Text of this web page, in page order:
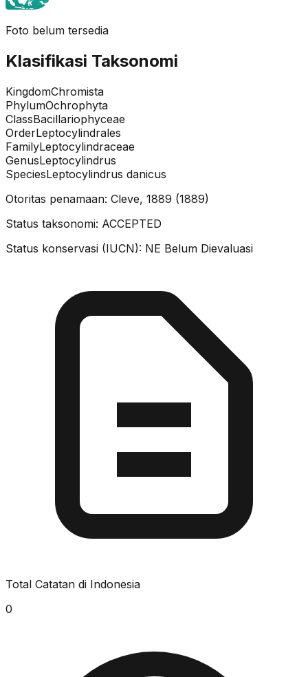
Foto belum tersedia
Klasifikasi Taksonomi
KingdomChromista
PhylumOchrophyta
ClassBacillariophyceae
OrderLeptocylindrales
FamilyLeptocylindraceae
GenusLeptocylindrus
SpeciesLeptocylindrus danicus
Otoritas penamaan: Cleve, 1889 (1889)
Status taksonomi: ACCEPTED
Status konservasi (IUCN): NE Belum Dievaluasi
Total Catatan di Indonesia
0